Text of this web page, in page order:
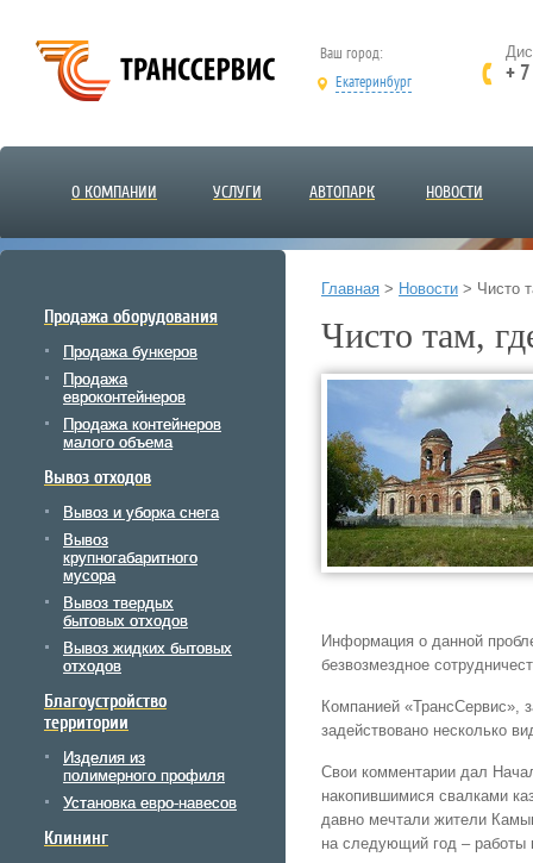
Ваш город:
Екатеринбург
+
О КОМПАНИИ УСЛУГИ АВТОПАРК НОВОСТИ
Продажа оборудования
Продажа бункеров
Продажа
евроконтейнеров
Продажа контейнеров
малого объема
Вывоз отходов
Вывоз и уборка снега
Вывоз
крупногабаритного
мусора
Вывоз твердых
бытовых отходов
Вывоз жидких бытовых
отходов
Благоустройство
территории
Изделия из
полимерного профиля
Установка евро-навесов
Клининг
Главная > Новости > Чисто
Чисто там,
Информация о данной
безвозмездное
Компанией «ТрансСервис»,
задействовано несколько
Свои комментарии дал
накопившимися свалками
давно мечтали жители
на следующий год – работы